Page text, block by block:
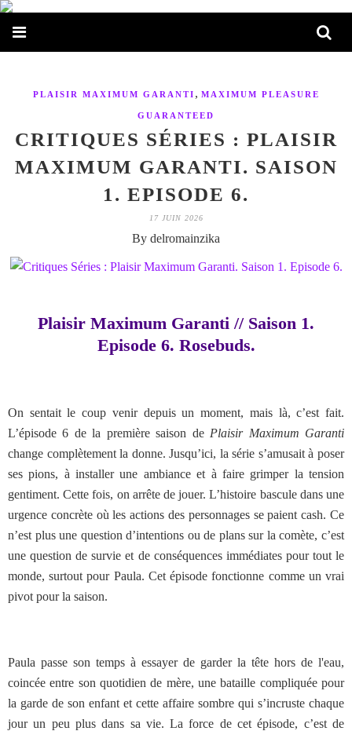
PLAISIR MAXIMUM GARANTI , MAXIMUM PLEASURE
GUARANTEED
CRITIQUES SÉRIES : PLAISIR
MAXIMUM GARANTI. SAISON
1. EPISODE 6.
17 JUIN 2026
By delromainzika
Plaisir Maximum Garanti // Saison 1.
Episode 6. Rosebuds.
On sentait le coup venir depuis un moment, mais là, c’est fait.
L’épisode 6 de la première saison dePlaisir Maximum Garanti
change complètement la donne. Jusqu’ici, la série s’amusait à poser
ses pions, à installer une ambiance et à faire grimper la tension
gentiment. Cette fois, on arrête de jouer. L’histoire bascule dans une
urgence concrète où les actions des personnages se paient cash. Ce
n’est plus une question d’intentions ou de plans sur la comète, c’est
une question de survie et de conséquences immédiates pour tout le
monde, surtout pour Paula. Cet épisode fonctionne comme un vrai
pivot pour la saison.
Paula passe son temps à essayer de garder la tête hors de l'eau,
coincée entre son quotidien de mère, une bataille compliquée pour
la garde de son enfant et cette affaire sombre qui s’incruste chaque
jour un peu plus dans sa vie. La force de cet épisode, c’est de